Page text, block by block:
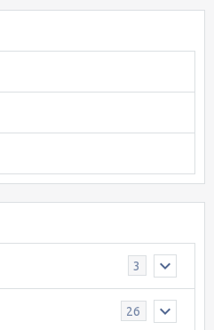
3
26